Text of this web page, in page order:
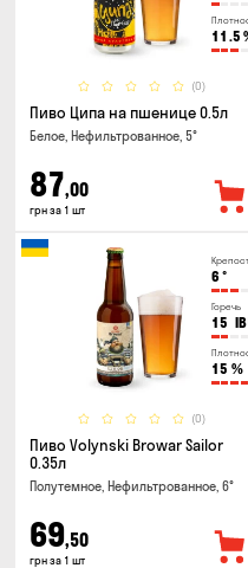
11.5
(0)
Пиво Ципа на пшенице 0.5л
Белое, Нефильтрованное, 5°
87,00
грн за 1 шт
6 °
Горечь
15
15 %
(0)
Пиво Volynski Browar Sailor
0.35л
Полутемное, Нефильтрованное, 6°
69,50
грн за 1 шт